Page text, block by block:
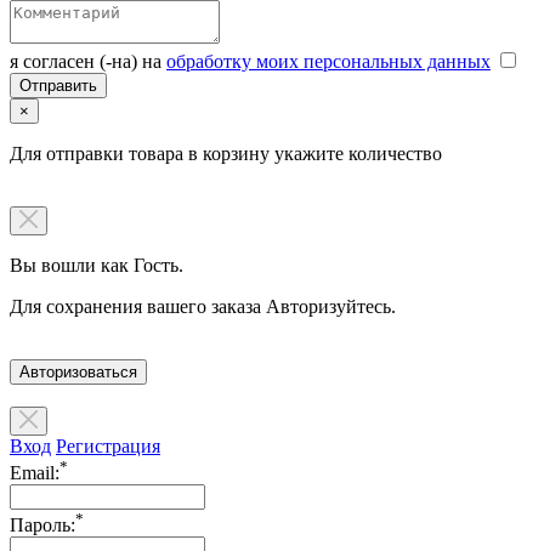
я согласен (-на) на обработку моих персональных данных
×
Для отправки товара в корзину укажите количество
Вы вошли как Гость.
Для сохранения вашего заказа Авторизуйтесь.
Авторизоваться
Вход Регистрация
Email:*
Пароль:*